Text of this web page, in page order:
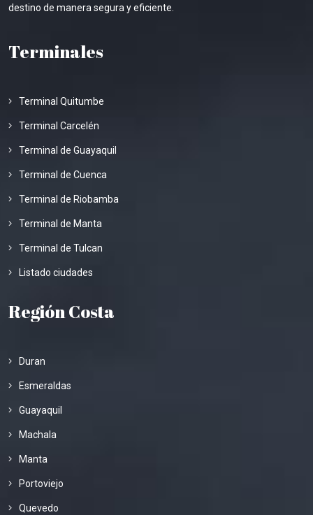
destino de manera segura y eficiente.
Terminales
Terminal Quitumbe
Terminal Carcelén
Terminal de Guayaquil
Terminal de Cuenca
Terminal de Riobamba
Terminal de Manta
Terminal de Tulcan
Listado ciudades
Región Costa
Duran
Esmeraldas
Guayaquil
Machala
Manta
Portoviejo
Quevedo